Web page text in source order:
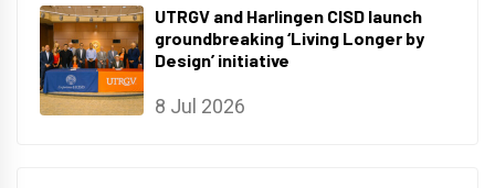
UTRGV and Harlingen CISD launch
groundbreaking ‘Living Longer by
Design’ initiative
8 Jul 2026